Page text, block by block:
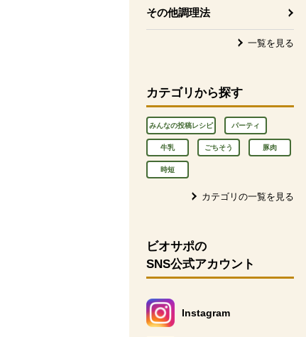
その他調理法
一覧を見る
カテゴリから探す
みんなの投稿レシピ パーティ
牛乳 ごちそう 豚肉
時短
カテゴリの一覧を見る
ビオサポの
SNS公式アカウント
Instagram
別のウィンドウで開きます。